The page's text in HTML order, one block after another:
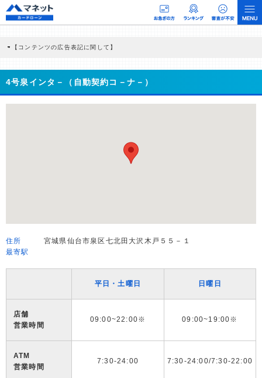
【コンテンツの広告表記に関して】
商品を根拠なくPRするものではなく、当編集部の調査／ユーザーへの口コミ収集な
どに基づき、公平性を担保した情報提供を行っています。
>提携企業一覧
4号泉インタ－（自動契約コ－ナ－）
住所
宮城県仙台市泉区七北田大沢木戸５５－１
最寄駅
平日・土曜日 日曜日
店舗
営業時間
09:00~22:00※ 09:00~19:00※
ATM
営業時間
7:30-24:00 7:30-24:00/7:30-22:00